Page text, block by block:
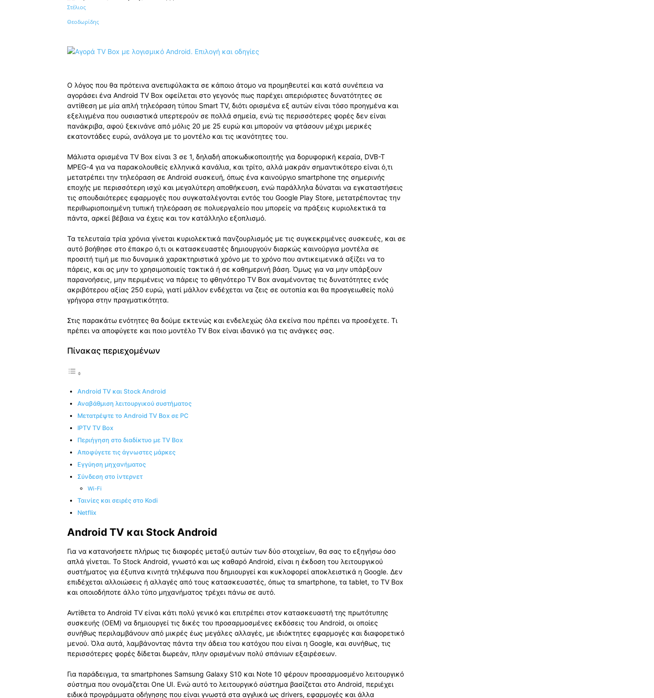
Κοινοποίηση
Ο λόγος που θα πρότεινα ανεπιφύλακτα σε κάποιο άτομο να προμηθευτεί και κατά συνέπεια να
αγοράσει ένα Android TV Box οφείλεται στο γεγονός πως παρέχει απεριόριστες δυνατότητες σε
αντίθεση με μία απλή τηλεόραση τύπου Smart TV, διότι ορισμένα εξ αυτών είναι τόσο προηγμένα και
εξελιγμένα που ουσιαστικά υπερτερούν σε πολλά σημεία, ενώ τις περισσότερες φορές δεν είναι
πανάκριβα, αφού ξεκινάνε από μόλις 20 με 25 ευρώ και μπορούν να φτάσουν μέχρι μερικές
εκατοντάδες ευρώ, ανάλογα με το μοντέλο και τις ικανότητες του.
Μάλιστα ορισμένα TV Box είναι 3 σε 1, δηλαδή αποκωδικοποιητής για δορυφορική κεραία, DVB-T
MPEG-4 για να παρακολουθείς ελληνικά κανάλια, και τρίτο, αλλά μακράν σημαντικότερο είναι ό,τι
μετατρέπει την τηλεόραση σε Android συσκευή, όπως ένα καινούργιο smartphone της σημερινής
εποχής με περισσότερη ισχύ και μεγαλύτερη αποθήκευση, ενώ παράλληλα δύναται να εγκαταστήσεις
τις σπουδαιότερες εφαρμογές που συγκαταλέγονται εντός του Google Play Store, μετατρέποντας την
περιθωριοποιημένη τυπική τηλεόραση σε πολυεργαλείο που μπορείς να πράξεις κυριολεκτικά τα
πάντα, αρκεί βέβαια να έχεις και τον κατάλληλο εξοπλισμό.
Τα τελευταία τρία χρόνια γίνεται κυριολεκτικά πανζουρλισμός με τις συγκεκριμένες συσκευές, και σε
αυτό βοήθησε στο έπακρο ό,τι οι κατασκευαστές δημιουργούν διαρκώς καινούργια μοντέλα σε
προσιτή τιμή με πιο δυναμικά χαρακτηριστικά χρόνο με το χρόνο που αντικειμενικά αξίζει να το
πάρεις, και ας μην το χρησιμοποιείς τακτικά ή σε καθημερινή βάση. Όμως για να μην υπάρξουν
παρανοήσεις, μην περιμένεις να πάρεις το φθηνότερο TV Box αναμένοντας τις δυνατότητες ενός
ακριβότερου αξίας 250 ευρώ, γιατί μάλλον ενδέχεται να ζεις σε ουτοπία και θα προσγειωθείς πολύ
γρήγορα στην πραγματικότητα.
Στις παρακάτω ενότητες θα δούμε εκτενώς και ενδελεχώς όλα εκείνα που πρέπει να προσέχετε. Τι
πρέπει να αποφύγετε και ποιο μοντέλο TV Box είναι ιδανικό για τις ανάγκες σας.
Πίνακας περιεχομένων
Android TV και Stock Android
Αναβάθμιση λειτουργικού συστήματος
Μετατρέψτε το Android TV Box σε PC
IPTV TV Box
Περιήγηση στο διαδίκτυο με TV Box
Αποφύγετε τις άγνωστες μάρκες
Εγγύηση μηχανήματος
Σύνδεση στο ίντερνετ
Wi-Fi
Ταινίες και σειρές στο Kodi
Netflix
Android TV και Stock Android
Για να κατανοήσετε πλήρως τις διαφορές μεταξύ αυτών των δύο στοιχείων, θα σας το εξηγήσω όσο
απλά γίνεται. Το Stock Android, γνωστό και ως καθαρό Android, είναι η έκδοση του λειτουργικού
συστήματος για έξυπνα κινητά τηλέφωνα που δημιουργεί και κυκλοφορεί αποκλειστικά η Google. Δεν
επιδέχεται αλλοιώσεις ή αλλαγές από τους κατασκευαστές, όπως τα smartphone, τα tablet, το TV Box
και οποιοδήποτε άλλο τύπο μηχανήματος τρέχει πάνω σε αυτό.
Αντίθετα το Android TV είναι κάτι πολύ γενικό και επιτρέπει στον κατασκευαστή της πρωτότυπης
συσκευής (OEM) να δημιουργεί τις δικές του προσαρμοσμένες εκδόσεις του Android, οι οποίες
συνήθως περιλαμβάνουν από μικρές έως μεγάλες αλλαγές, με ιδιόκτητες εφαρμογές και διαφορετικό
μενού. Όλα αυτά, λαμβάνοντας πάντα την άδεια του κατόχου που είναι η Google, και συνήθως, τις
περισσότερες φορές δίδεται δωρεάν, πλην ορισμένων πολύ σπάνιων εξαιρέσεων.
Για παράδειγμα, τα smartphones Samsung Galaxy S10 και Note 10 φέρουν προσαρμοσμένο λειτουργικό
σύστημα που ονομάζεται One UI. Ενώ αυτό το λειτουργικό σύστημα βασίζεται στο Android, περιέχει
ειδικά προγράμματα οδήγησης που είναι γνωστά στα αγγλικά ως drivers, εφαρμογές και άλλα